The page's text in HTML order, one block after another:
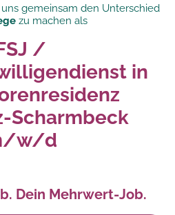
gemeinsam den Unterschied
zu machen als
/
in
Scharmbeck
w/d
Dein Mehrwert-Job.